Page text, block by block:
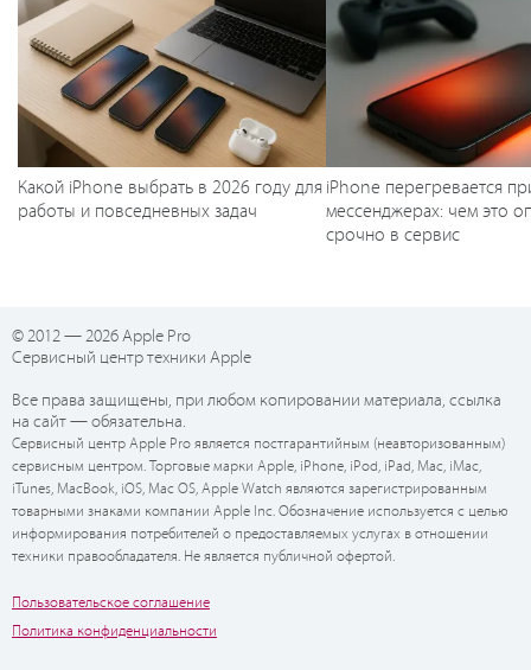
Какой iPhone выбрать в 2026 году для
работы и повседневных задач
iPhone перегревается
мессенджерах: чем это
срочно в сервис
© 2012 — 2026 Apple Pro
Сервисный центр техники Apple
Все права защищены, при любом копировании материала, ссылка
на сайт — обязательна.
Сервисный центр Apple Pro является постгарантийным (неавторизованным)
сервисным центром. Торговые марки Apple, iPhone, iPod, iPad, Mac, iMac,
iTunes, MacBook, iOS, Mac OS, Apple Watch являются зарегистрированным
товарными знаками компании Apple Inc. Обозначение используется с целью
информирования потребителей о предоставляемых услугах в отношении
техники правообладателя. Не является публичной офертой.
Пользовательское соглашение
Политика конфиденциальности